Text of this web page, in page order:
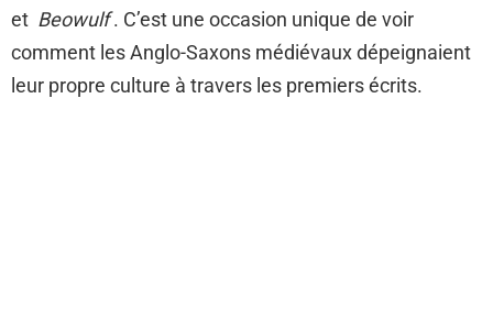
et Beowulf. C’est une occasion unique de voir
comment les Anglo-Saxons médiévaux dépeignaient
leur propre culture à travers les premiers écrits.